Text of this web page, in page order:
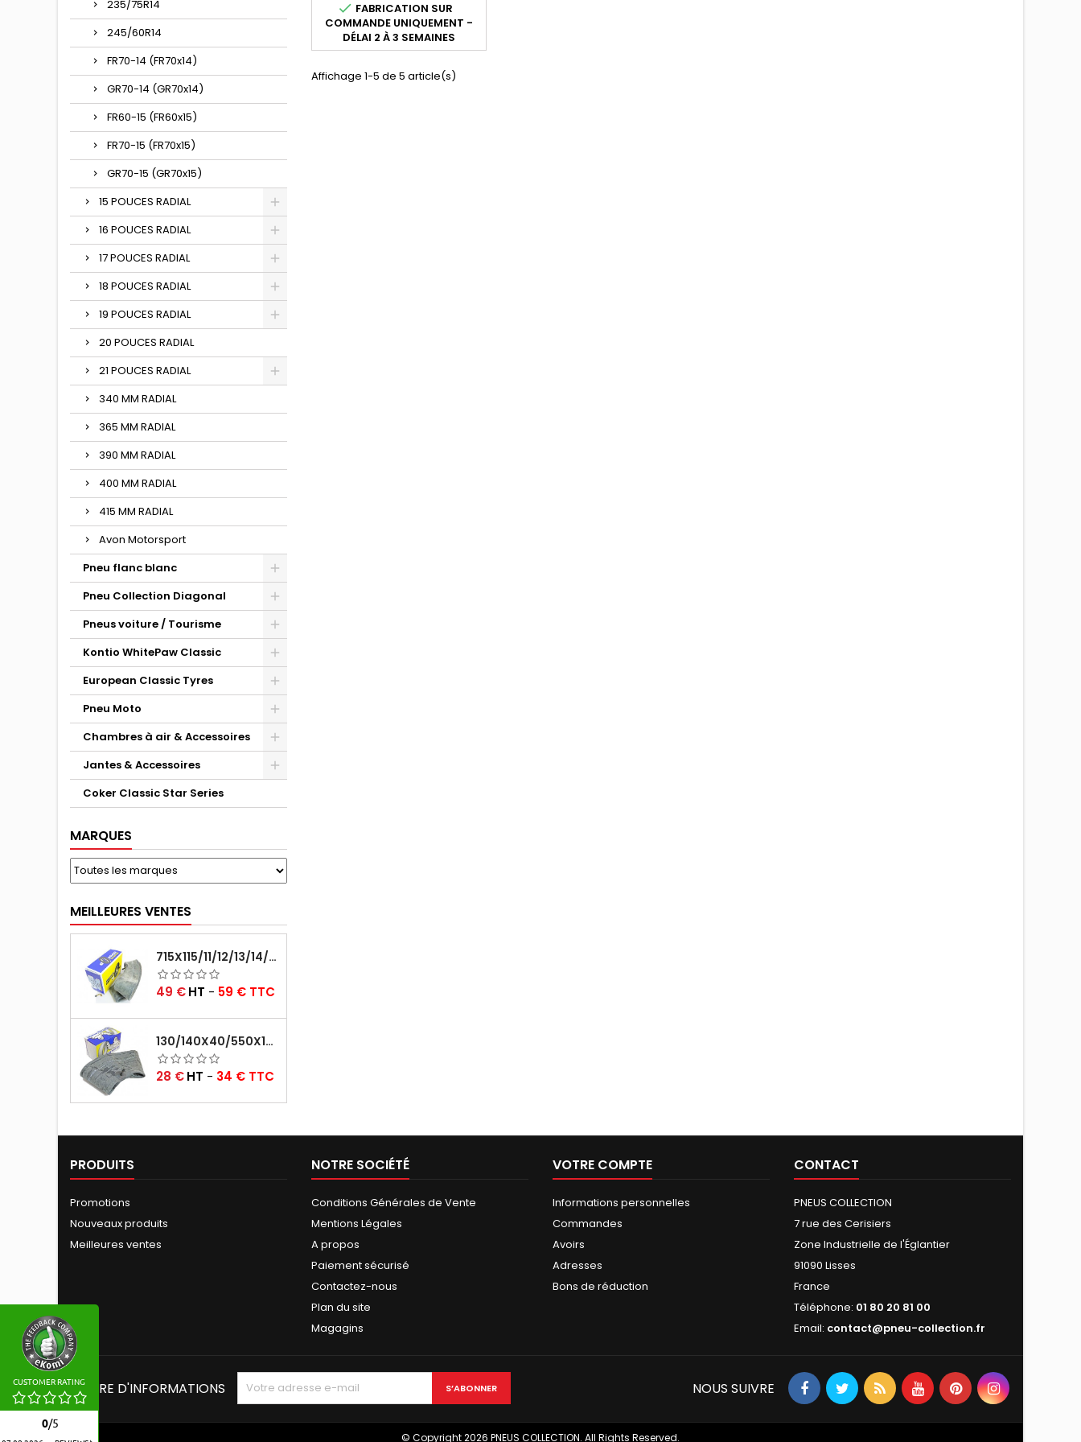
235/75R14
245/60R14
FR70-14 (FR70x14)
GR70-14 (GR70x14)
FR60-15 (FR60x15)
FR70-15 (FR70x15)
GR70-15 (GR70x15)
15 POUCES RADIAL
16 POUCES RADIAL
17 POUCES RADIAL
18 POUCES RADIAL
19 POUCES RADIAL
20 POUCES RADIAL
21 POUCES RADIAL
340 MM RADIAL
365 MM RADIAL
390 MM RADIAL
400 MM RADIAL
415 MM RADIAL
Avon Motorsport
Pneu flanc blanc
Pneu Collection Diagonal
Pneus voiture / Tourisme
Kontio WhitePaw Classic
European Classic Tyres
Pneu Moto
Chambres à air & Accessoires
Jantes & Accessoires
Coker Classic Star Series
MARQUES
MEILLEURES VENTES
715X115/11/12/13/14/15/16X45 MICHELIN VALVE CENTRALE AVEC EMBOUT COUDÉ (18C RET)
Prix
49 €HT - 59 € TTC
130/140X40/550X16/165X16/145/155/165X400 MICHELIN VALVE OBLIQUE (16E13)
Prix
28 €HT - 34 € TTC
Autres appellations: 165R14,
165HR14, 165/80R14, 165x14, 165-
14, 165 80 14, 165/80-14, 165 14,
165*14, 165-355, 165x355
 FABRICATION SUR
COMMANDE UNIQUEMENT -
DÉLAI 2 À 3 SEMAINES
Affichage 1-5 de 5 article(s)
CUSTOMER RATING
0/5
PRODUITS
Promotions
Nouveaux produits
Meilleures ventes
NOTRE SOCIÉTÉ
Conditions Générales de Vente
Mentions Légales
A propos
Paiement sécurisé
Contactez-nous
Plan du site
Magagins
VOTRE COMPTE
Informations personnelles
Commandes
Avoirs
Adresses
Bons de réduction
CONTACT
PNEUS COLLECTION
7 rue des Cerisiers
Zone Industrielle de l'Églantier
91090 Lisses
France
Téléphone: 01 80 20 81 00
Email: contact@pneu-collection.fr
LETTRE D'INFORMATIONS NOUS SUIVRE
© Copyright 2026 PNEUS COLLECTION. All Rights Reserved.